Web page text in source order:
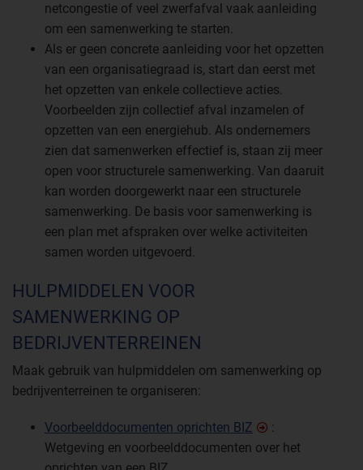
netcongestie of veel zwerfafval vaak aanleiding
om een samenwerking te starten.
Als er geen concrete aanleiding voor het opzetten
van een organisatiegraad is, start dan eerst met
het opzetten van enkele collectieve acties.
Voorbeelden zijn collectief afval inzamelen of
opzetten van een energiehub. Als ondernemers
zien dat samenwerken effectief is, staan zij meer
open voor structurele samenwerking. Van daaruit
kan worden doorgewerkt naar een structurele
samenwerking. De basis voor samenwerking is
een plan met afspraken over welke activiteiten
samen worden uitgevoerd.
HULPMIDDELEN VOOR
SAMENWERKING OP
BEDRIJVENTERREINEN
Maak gebruik van hulpmiddelen om samenwerking op
bedrijventerreinen te organiseren:
Voorbeelddocumenten oprichten BIZ
:
Wetgeving en voorbeelddocumenten over het